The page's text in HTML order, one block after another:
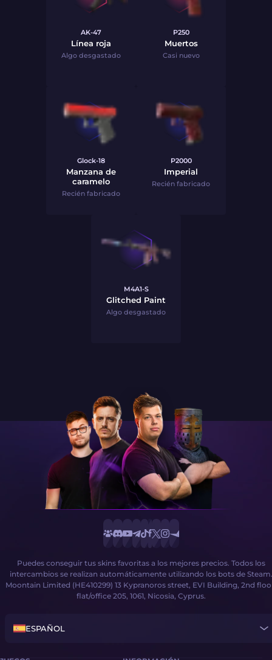
AK-47
Línea roja
Algo desgastado
P250
Muertos
Casi nuevo
Glock-18
Manzana de
caramelo
Recién fabricado
P2000
Imperial
Recién fabricado
M4A1-S
Glitched Paint
Algo desgastado
Puedes conseguir tus skins favoritas a los mejores precios. Todos los
intercambios se realizan automáticamente utilizando los bots de Steam.
Moontain Limited (HE410299) 13 Kypranoros street, EVI Building, 2nd
flat/office 205, 1061, Nicosia, Cyprus.
ESPAÑOL